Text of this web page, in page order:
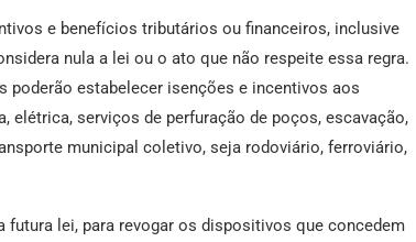
e benefícios tributários ou financeiros, inclusive
nula a lei ou o ato que não respeite essa regra.
poderão estabelecer isenções e incentivos aos
serviços de perfuração de poços, escavação,
municipal coletivo, seja rodoviário, ferroviário,
futura lei, para revogar os dispositivos que concedem